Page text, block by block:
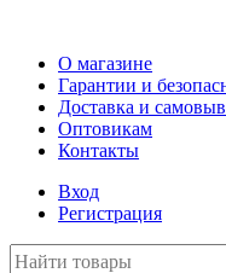
О магазине
Гарантии и
Доставка и
Оптовикам
Контакты
Вход
Регистрация